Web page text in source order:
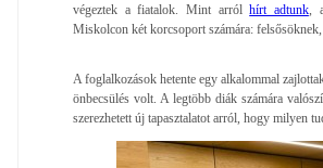
végeztek a fiatalok. Mint arrólhírt adtunk,
Miskolcon két korcsoport számára:
A foglalkozások hetente egy alkalommal
önbecsülés volt. A legtöbb diák számára
szerezhetett új tapasztalatot arról, hogy milyen